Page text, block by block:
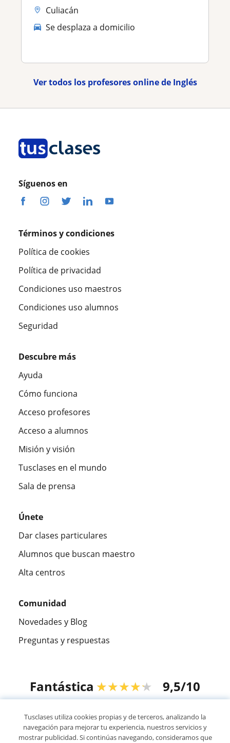
Culiacán
Se desplaza a domicilio
Ver todos los profesores online de Inglés
Síguenos en
Términos y condiciones
Política de cookies
Política de privacidad
Condiciones uso maestros
Condiciones uso alumnos
Seguridad
Descubre más
Ayuda
Cómo funciona
Acceso profesores
Acceso a alumnos
Misión y visión
Tusclases en el mundo
Sala de prensa
Únete
Dar clases particulares
Alumnos que buscan maestro
Alta centros
Comunidad
Novedades y Blog
Preguntas y respuestas
Fantástica ★★★★★ 9,5/10
© 2007 - 2026 Tusclases.mx
Tusclases utiliza cookies propias y de terceros, analizando la
navegación para mejorar tu experiencia, nuestros servicios y
mostrar publicidad. Si continúas navegando, consideramos que